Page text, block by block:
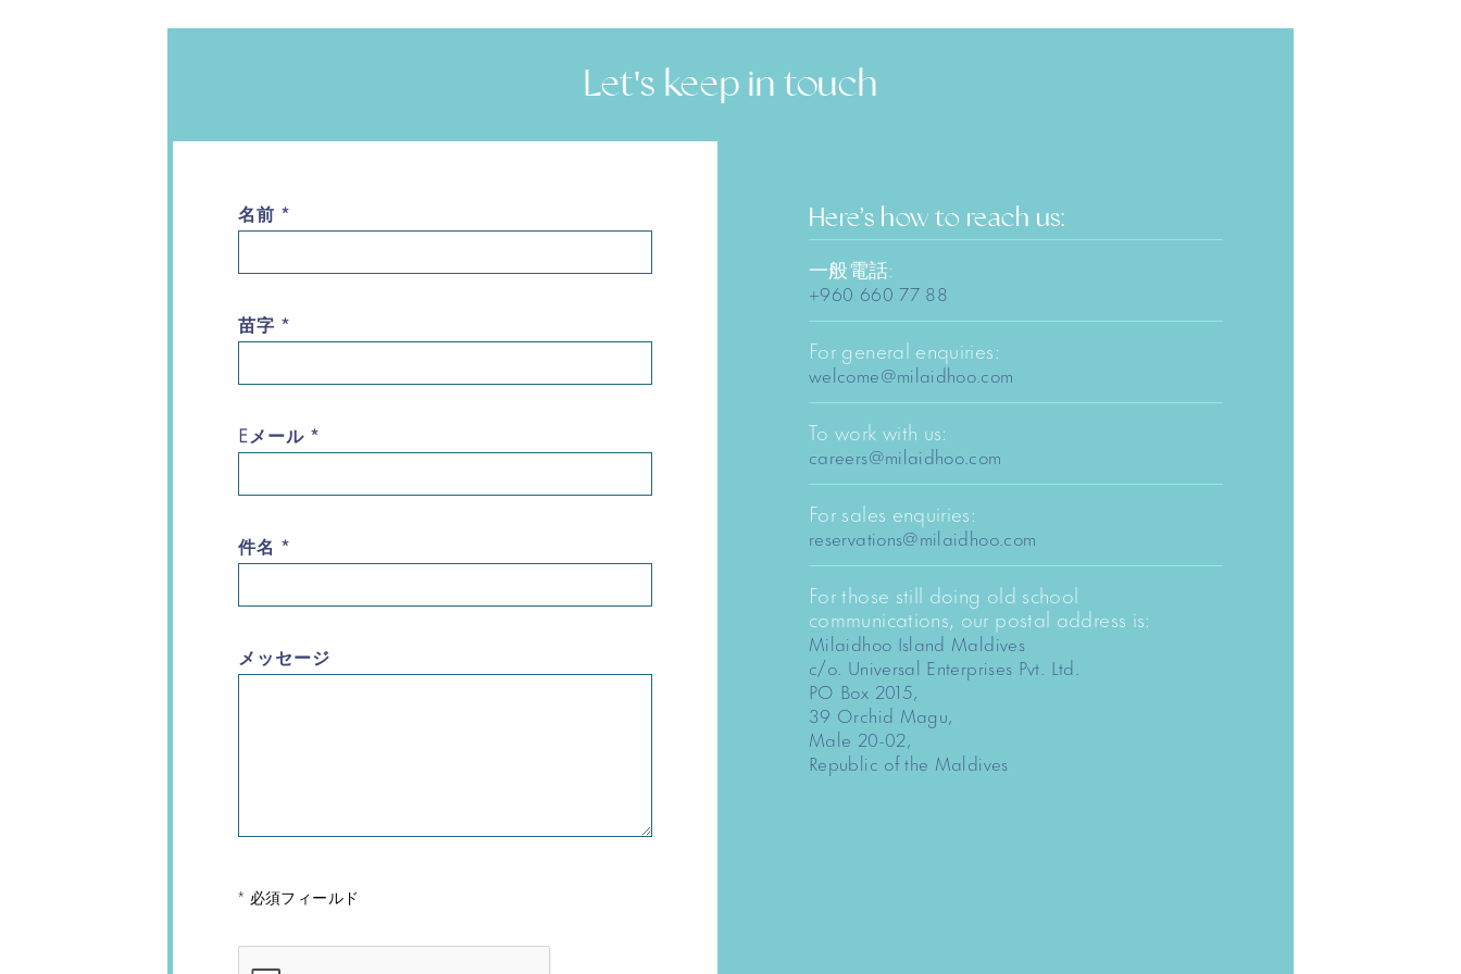
Let's keep in touch
名前 *
苗字 *
Eメール *
件名 *
メッセージ
* 必須フィールド
Here’s how to reach us:
一般電話:
+960 660 77 88
For general enquiries:
welcome@milaidhoo.com
To work with us:
careers@milaidhoo.com
For sales enquiries:
reservations@milaidhoo.com
For those still doing old school
communications, our postal address is:
Milaidhoo Island Maldives
c/o. Universal Enterprises Pvt. Ltd.
PO Box 2015,
39 Orchid Magu,
Male 20-02,
Republic of the Maldives